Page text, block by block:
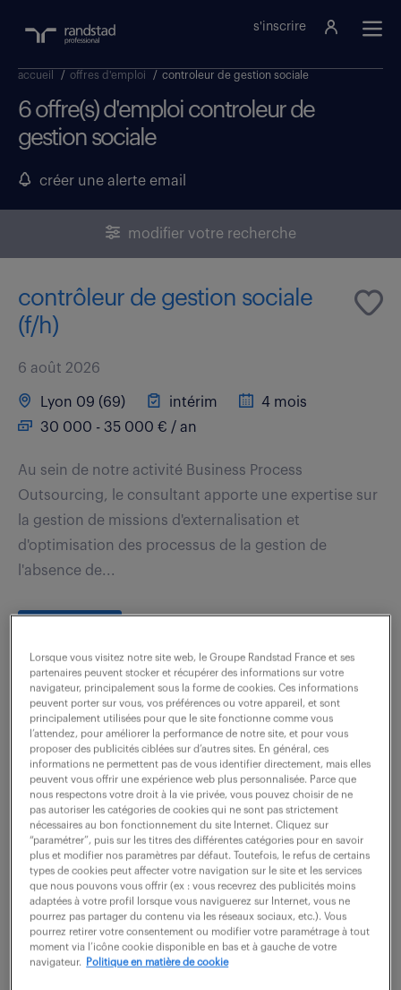
s'inscrire
accueil / offres d'emploi / controleur de gestion sociale
6 offre(s) d'emploi controleur de
gestion sociale
créer une alerte email
modifier votre recherche
contrôleur de gestion sociale
(f/h)
6 août 2026
Lyon 09 (69) intérim
4 mois
30 000 - 35 000 € / an
Au sein de notre activité Business Process
Outsourcing, le consultant apporte une expertise sur
la gestion de missions d'externalisation et
d'optimisation des processus de la gestion de
l'absence de...
contrôleur de gestion social f/h
(f/h)
17 juillet 2026
Puteaux (92) CDD
18 mois
35 000 - 38 000 € / an
Collecte et analyse de données sociales Suivre des
indicateurs concernant les effectifs (alimentation
Cube RH, mouvement entrées/sorties, suivi des Etp…)
Recueillir, analyser et synthétiser les...
Lorsque vous visitez notre site web, le Groupe Randstad France et ses
partenaires peuvent stocker et récupérer des informations sur votre
navigateur, principalement sous la forme de cookies. Ces informations
peuvent porter sur vous, vos préférences ou votre appareil, et sont
principalement utilisées pour que le site fonctionne comme vous
l’attendez, pour améliorer la performance de notre site, et pour vous
proposer des publicités ciblées sur d’autres sites. En général, ces
informations ne permettent pas de vous identifier directement, mais elles
peuvent vous offrir une expérience web plus personnalisée. Parce que
nous respectons votre droit à la vie privée, vous pouvez choisir de ne
pas autoriser les catégories de cookies qui ne sont pas strictement
nécessaires au bon fonctionnement du site Internet. Cliquez sur
“paramétrer”, puis sur les titres des différentes catégories pour en savoir
plus et modifier nos paramètres par défaut. Toutefois, le refus de certains
types de cookies peut affecter votre navigation sur le site et les services
que nous pouvons vous offrir (ex : vous recevrez des publicités moins
adaptées à votre profil lorsque vous naviguerez sur Internet, vous ne
pourrez pas partager du contenu via les réseaux sociaux, etc.). Vous
pourrez retirer votre consentement ou modifier votre paramétrage à tout
moment via l’icône cookie disponible en bas et à gauche de votre
navigateur.
Politique en matière de cookie